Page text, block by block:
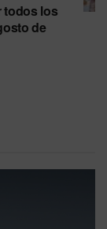
todos los
de